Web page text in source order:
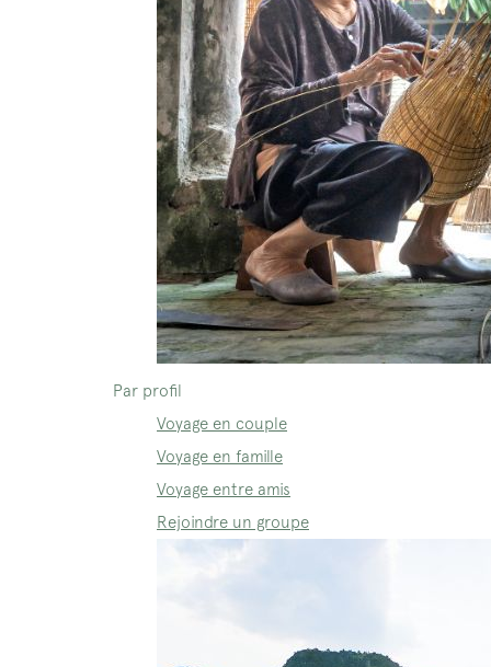
Par profil
Voyage en couple
Voyage en famille
Voyage entre amis
Rejoindre un groupe